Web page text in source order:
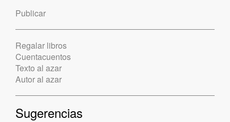
Publicar
Regalar libros
Cuentacuentos
Texto al azar
Autor al azar
Sugerencias